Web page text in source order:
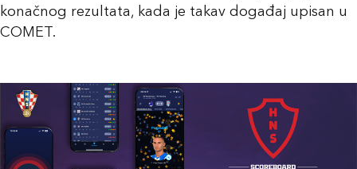
konačnog rezultata, kada je takav događaj upisan u
COMET.